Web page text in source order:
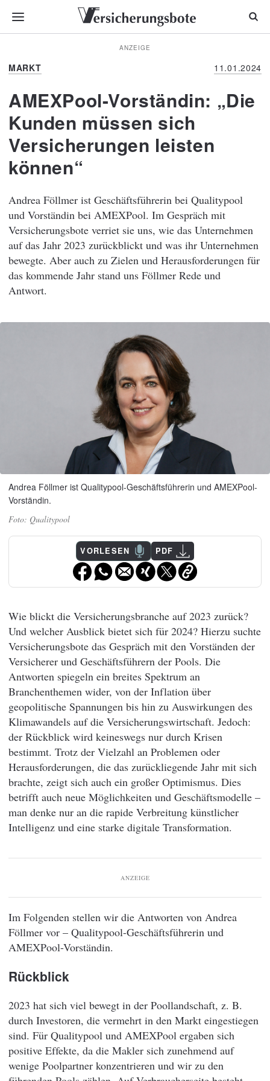
ANZEIGE
MARKT 11.01.2024
AMEXPool-Vorständin: „Die
Kunden müssen sich
Versicherungen leisten
können“
Andrea Föllmer ist Geschäftsführerin bei Qualitypool
und Vorständin bei AMEXPool. Im Gespräch mit
Versicherungsbote verriet sie uns, wie das Unternehmen
auf das Jahr 2023 zurückblickt und was ihr Unternehmen
bewegte. Aber auch zu Zielen und Herausforderungen für
das kommende Jahr stand uns Föllmer Rede und
Antwort.
Andrea Föllmer ist Qualitypool-Geschäftsführerin und AMEXPool-
Vorständin.
Qualitypool
VORLESEN PDF
Wie blickt die Versicherungsbranche auf 2023 zurück?
Und welcher Ausblick bietet sich für 2024? Hierzu suchte
Versicherungsbote das Gespräch mit den Vorständen der
Versicherer und Geschäftsführern der Pools. Die
Antworten spiegeln ein breites Spektrum an
Branchenthemen wider, von der Inflation über
geopolitische Spannungen bis hin zu Auswirkungen des
Klimawandels auf die Versicherungswirtschaft. Jedoch:
der Rückblick wird keineswegs nur durch Krisen
bestimmt. Trotz der Vielzahl an Problemen oder
Herausforderungen, die das zurückliegende Jahr mit sich
brachte, zeigt sich auch ein großer Optimismus. Dies
betrifft auch neue Möglichkeiten und Geschäftsmodelle –
man denke nur an die rapide Verbreitung künstlicher
Intelligenz und eine starke digitale Transformation.
ANZEIGE
Im Folgenden stellen wir die Antworten von Andrea
Föllmer vor – Qualitypool-Geschäftsführerin und
AMEXPool-Vorständin.
Rückblick
2023 hat sich viel bewegt in der Poollandschaft, z. B.
durch Investoren, die vermehrt in den Markt eingestiegen
sind. Für Qualitypool und AMEXPool ergaben sich
positive Effekte, da die Makler sich zunehmend auf
wenige Poolpartner konzentrieren und wir zu den